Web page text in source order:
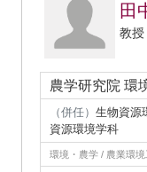
田
教授
農学研究院 環
（併任） 生物資源
資源環境学科
環境・農学 / 農業環